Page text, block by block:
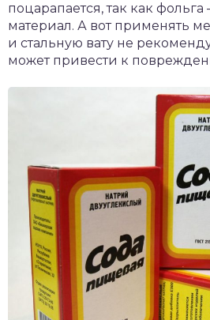
поцарапается, так как
материал. А вот применять
и стальную вату не
может привести к